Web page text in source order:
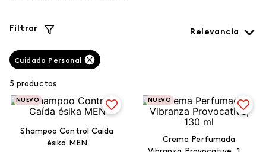
Filtrar Relevancia
Cuidado Personal
5 productos
Shampoo Control Caída
ésika MEN
NUEVO
Crema Perfumada
NUEVO